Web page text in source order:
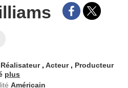
Réalisateur ,Acteur , Producteur
plus
Américain